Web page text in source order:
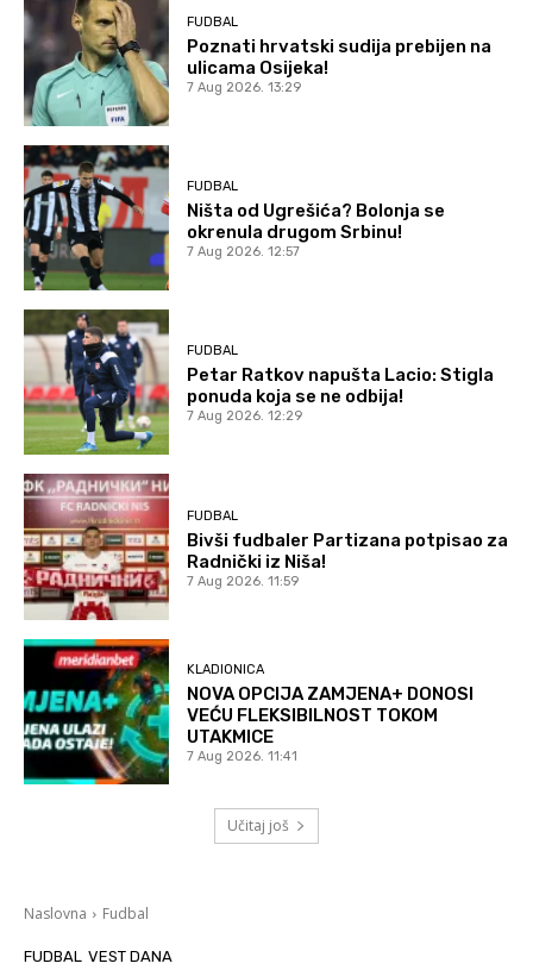
FUDBAL
Poznati hrvatski sudija prebijen na
ulicama Osijeka!
7 Aug 2026. 13:29
FUDBAL
Ništa od Ugrešića? Bolonja se
okrenula drugom Srbinu!
7 Aug 2026. 12:57
FUDBAL
Petar Ratkov napušta Lacio: Stigla
ponuda koja se ne odbija!
7 Aug 2026. 12:29
FUDBAL
Bivši fudbaler Partizana potpisao za
Radnički iz Niša!
7 Aug 2026. 11:59
KLADIONICA
NOVA OPCIJA ZAMJENA+ DONOSI
VEĆU FLEKSIBILNOST TOKOM
UTAKMICE
7 Aug 2026. 11:41
Učitaj još